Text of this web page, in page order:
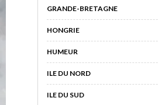
GRANDE-BRETAGNE
HONGRIE
HUMEUR
ILE DU NORD
ILE DU SUD